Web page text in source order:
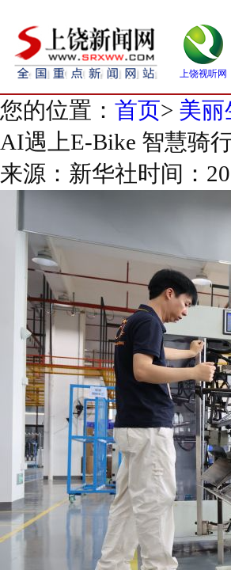
上饶视听网
您的位置： 首页> 美丽
AI遇上E-Bike 智慧骑
来源：新华社时间：